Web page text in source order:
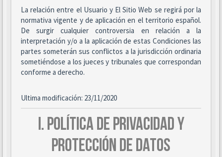
La relación entre el Usuario y El Sitio Web se regirá por la
normativa vigente y de aplicación en el territorio español.
De surgir cualquier controversia en relación a la
interpretación y/o a la aplicación de estas Condiciones las
partes someterán sus conflictos a la jurisdicción ordinaria
sometiéndose a los jueces y tribunales que correspondan
conforme a derecho.
Ultima modificación: 23/11/2020
I. POLÍTICA DE PRIVACIDAD Y
PROTECCIÓN DE DATOS